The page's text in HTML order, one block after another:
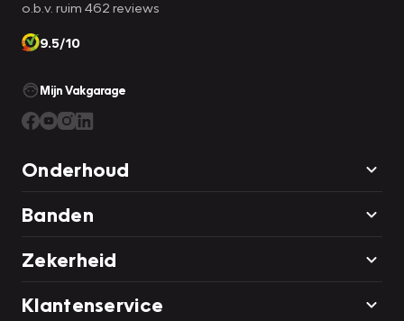
o.b.v. ruim 462 reviews
9.5/10
Mijn Vakgarage
Onderhoud
Banden
Zekerheid
Klantenservice